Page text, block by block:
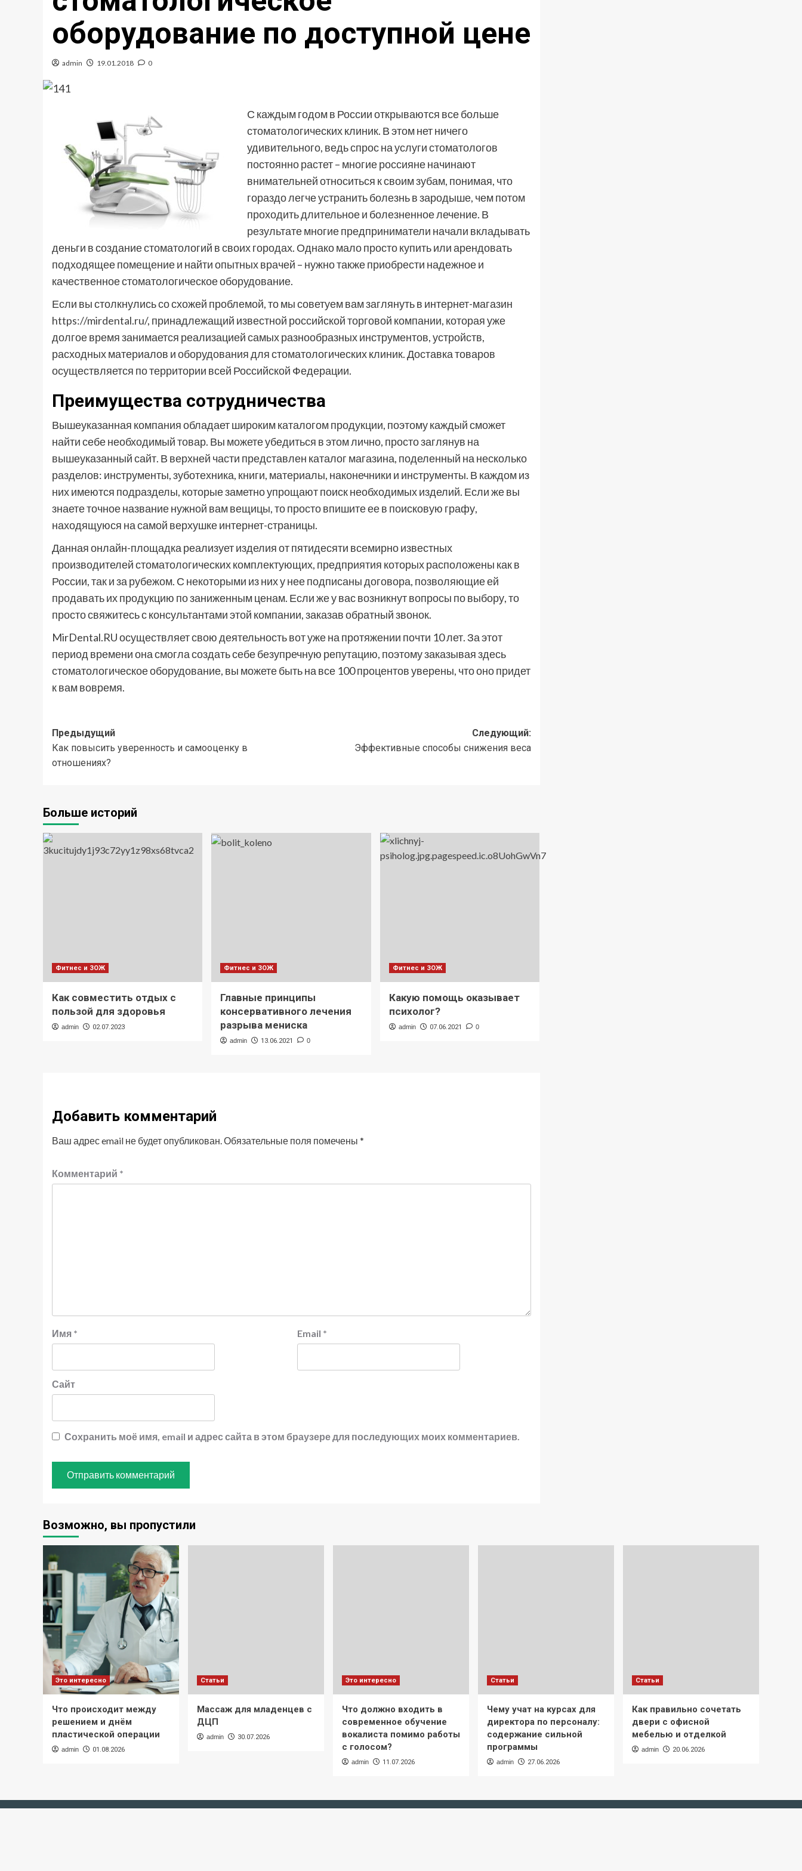
оборудование по доступной цене
admin 19.01.2018 0
С каждым годом в России открываются все больше
стоматологических клиник. В этом нет ничего
удивительного, ведь спрос на услуги стоматологов
постоянно растет – многие россияне начинают
внимательней относиться к своим зубам, понимая, что
гораздо легче устранить болезнь в зародыше, чем потом
проходить длительное и болезненное лечение. В
результате многие предприниматели начали вкладывать
деньги в создание стоматологий в своих городах. Однако мало просто купить или арендовать
подходящее помещение и найти опытных врачей – нужно также приобрести надежное и
качественное стоматологическое оборудование.
Если вы столкнулись со схожей проблемой, то мы советуем вам заглянуть в интернет-магазин
https://mirdental.ru/, принадлежащий известной российской торговой компании, которая уже
долгое время занимается реализацией самых разнообразных инструментов, устройств,
расходных материалов и оборудования для стоматологических клиник. Доставка товаров
осуществляется по территории всей Российской Федерации.
Преимущества сотрудничества
Вышеуказанная компания обладает широким каталогом продукции, поэтому каждый сможет
найти себе необходимый товар. Вы можете убедиться в этом лично, просто заглянув на
вышеуказанный сайт. В верхней части представлен каталог магазина, поделенный на несколько
разделов: инструменты, зуботехника, книги, материалы, наконечники и инструменты. В каждом из
них имеются подразделы, которые заметно упрощают поиск необходимых изделий. Если же вы
знаете точное название нужной вам вещицы, то просто впишите ее в поисковую графу,
находящуюся на самой верхушке интернет-страницы.
Данная онлайн-площадка реализует изделия от пятидесяти всемирно известных
производителей стоматологических комплектующих, предприятия которых расположены как в
России, так и за рубежом. С некоторыми из них у нее подписаны договора, позволяющие ей
продавать их продукцию по заниженным ценам. Если же у вас возникнут вопросы по выбору, то
просто свяжитесь с консультантами этой компании, заказав обратный звонок.
MirDental.RU осуществляет свою деятельность вот уже на протяжении почти 10 лет. За этот
период времени она смогла создать себе безупречную репутацию, поэтому заказывая здесь
стоматологическое оборудование, вы можете быть на все 100 процентов уверены, что оно придет
к вам вовремя.
Навигация
записи
Предыдущий
Как повысить уверенность и самооценку в
отношениях?
Следующий:
Эффективные способы снижения веса
Больше историй
Фитнес и ЗОЖ
Как совместить отдых с
пользой для здоровья
admin 02.07.2023
Фитнес и ЗОЖ
Главные принципы
консервативного лечения
разрыва мениска
admin 13.06.2021 0
Фитнес и ЗОЖ
Какую помощь оказывает
психолог?
admin 07.06.2021 0
Добавить комментарий
Ваш адрес email не будет опубликован.Обязательные поля помечены *
Комментарий *
Имя * Email *
Сайт
Сохранить моё имя, email и адрес сайта в этом браузере для последующих моих комментариев.
Возможно, вы пропустили
Это интересно
Что происходит между
решением и днём
пластической операции
admin 01.08.2026
Статьи
Массаж для младенцев с
ДЦП
admin 30.07.2026
Это интересно
Что должно входить в
современное обучение
вокалиста помимо работы
с голосом?
admin 11.07.2026
Статьи
Чему учат на курсах для
директора по персоналу:
содержание сильной
программы
admin 27.06.2026
Статьи
Как правильно сочетать
двери с офисной
мебелью и отделкой
admin 20.06.2026